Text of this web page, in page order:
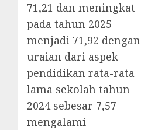
71,21 dan meningkat
pada tahun 2025
menjadi 71,92 dengan
uraian dari aspek
pendidikan rata-rata
lama sekolah tahun
2024 sebesar 7,57
mengalami